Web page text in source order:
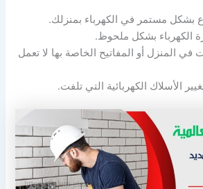
بشكل مستمر في الكهرباء بمنزلك.
الكهرباء بشكل ملحوظ.
في المنزل أو المفاتيح الخاصة بها لا تعمل
الأسلاك الكهربائية التي تلفت.